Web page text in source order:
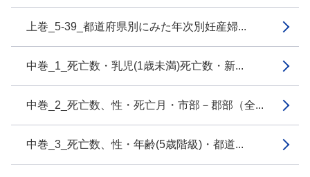
上巻_5-39_都道府県別にみた年次別妊産婦...
中巻_1_死亡数・乳児(1歳未満)死亡数・新...
中巻_2_死亡数、性・死亡月・市部－郡部（全...
中巻_3_死亡数、性・年齢(5歳階級)・都道...